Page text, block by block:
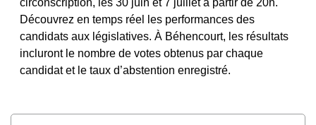
circonscription, les 30 juin et 7 juillet à partir de 20h.
Découvrez en temps réel les performances des
candidats aux législatives. À Béhencourt, les résultats
incluront le nombre de votes obtenus par chaque
candidat et le taux d’abstention enregistré.